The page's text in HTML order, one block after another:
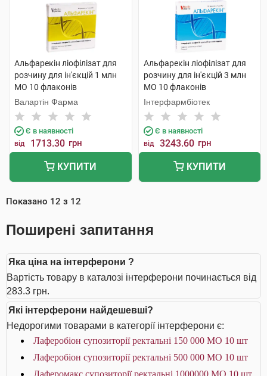
Альфарекін ліофілізат для
розчину для ін'єкцій 1 млн
МО 10 флаконів
Валартін Фарма
Є в наявності
від 1713.30 грн
КУПИТИ
Альфарекін ліофілізат для
розчину для ін'єкцій 3 млн
МО 10 флаконів
Інтерфармбіотек
Є в наявності
від 3243.60 грн
КУПИТИ
Показано 12 з 12
Поширені запитання
Яка ціна на інтерферони ?
Вартість товару в каталозі інтерферони починається від
283.3 грн.
Які інтерферони найдешевші?
Недорогими товарами в категорії інтерферони є:
Лаферобіон супозиторії ректальні 150 000 МО 10 шт
Лаферобіон супозиторії ректальні 500 000 МО 10 шт
Лаферомакс супозиторії ректальні 1000000 МО 10 шт